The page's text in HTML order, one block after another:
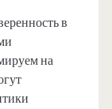
в
на